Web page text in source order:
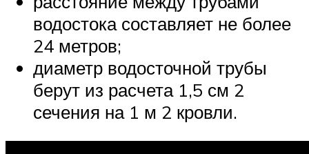
водостока составляет не более
24 метров;
диаметр водосточной трубы
берут из расчета 1,5 см 2
сечения на 1 м 2 кровли.